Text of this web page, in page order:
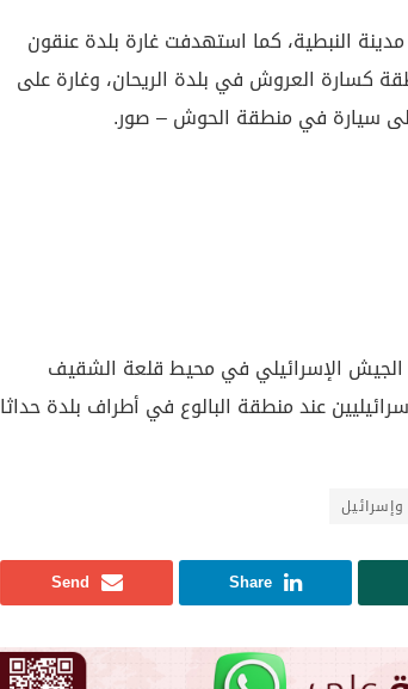
مدينة النبطية، كما استهدفت غارة بلدة عنقون
كسارة العروش في بلدة الريحان، وغارة على
على سيارة في منطقة الحوش – صور.
الجيش الإسرائيلي في محيط قلعة الشقيف
عند منطقة البالوع في أطراف بلدة حداثا
وإسرائيل
Share
Send